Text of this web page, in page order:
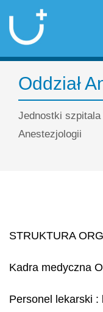
Oddział
Jednostki szpitala
Anestezjologii
STRUKTURA
Kadra medyczna
Personel lekarski :